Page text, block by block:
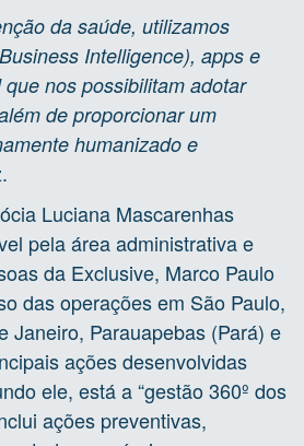
da saúde, utilizamos
Intelligence), apps e
nos possibilitam adotar
de proporcionar um
humanizado e
Luciana Mascarenhas
pela área administrativa e
da Exclusive, Marco Paulo
das operações em São Paulo,
Janeiro, Parauapebas (Pará) e
ações desenvolvidas
ele, está a “gestão 360º dos
ações preventivas,